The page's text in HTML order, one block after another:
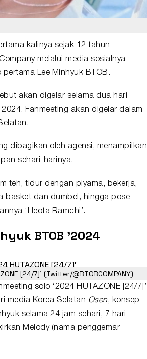
kalinya sejak 12 tahun
melalui media sosialnya
Lee Minhyuk BTOB.
akan digelar selama dua hari
Fanmeeting akan digelar dalam
dibagikan oleh agensi, menampilkan
sehari-harinya.
teh, tidur dengan piyama, bekerja,
basket dan dumbel, hingga pose
‘Heota Ramchi’.
BTOB '2024
[24/7]' (Twitter/@BTOBCOMPANY)
solo ‘2024 HUTAZONE [24/7]’
media Korea Selatan Osen, konsep
selama 24 jam sehari, 7 hari
Melody (nama penggemar